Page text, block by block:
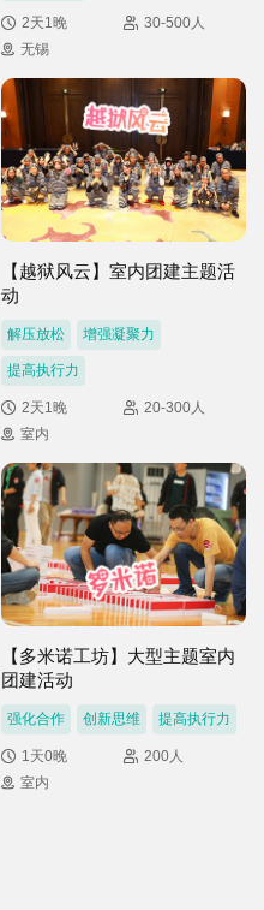
2天1晚
30-500人
无锡
【越狱风云】室内团建主题活
动
解压放松 增强凝聚力
提高执行力
2天1晚
20-300人
室内
【多米诺工坊】大型主题室内
团建活动
强化合作 创新思维 提高执行力
1天0晚
200人
室内